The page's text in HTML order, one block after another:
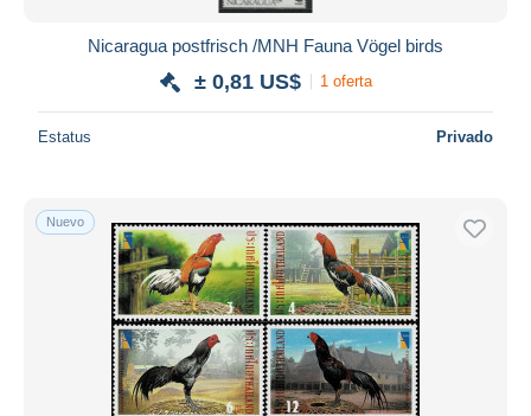
Nicaragua postfrisch /MNH Fauna Vögel birds
± 0,81 US$ 1 oferta
Estatus Privado
Nuevo